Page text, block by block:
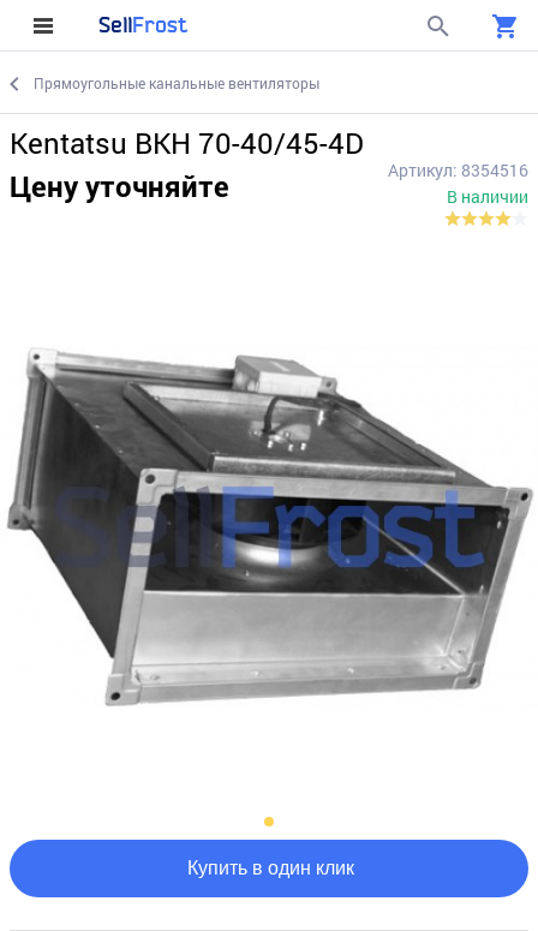
SellFrost
Прямоугольные канальные вентиляторы
Kentatsu BKH 70-40/45-4D
Цену уточняйте
Артикул: 8354516
В наличии
Купить в один клик